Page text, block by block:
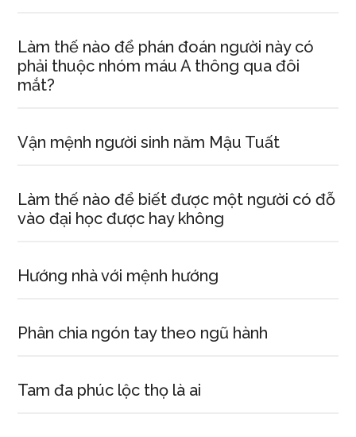
Làm thế nào để phán đoán người này có
phải thuộc nhóm máu A thông qua đôi
mắt?
Vận mệnh người sinh năm Mậu Tuất
Làm thế nào để biết được một người có đỗ
vào đại học được hay không
Hướng nhà với mệnh hướng
Phân chia ngón tay theo ngũ hành
Tam đa phúc lộc thọ là ai